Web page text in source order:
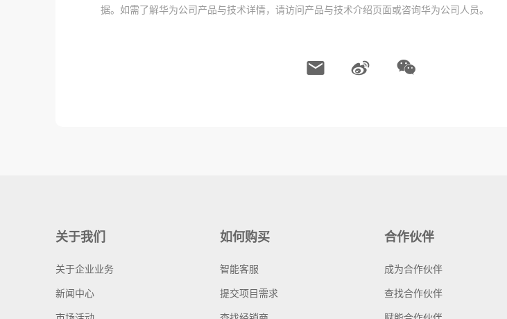
据。如需了解华为公司产品与技术详情，请访问产品与技术介绍页面或咨询华为公司人员。
关于我们
关于企业业务
新闻中心
如何购买
智能客服
提交项目需求
合作伙伴
成为合作伙伴
查找合作伙伴